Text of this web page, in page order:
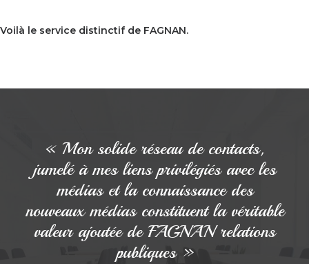
Voilà le service distinctif de FAGNAN.
« Mon solide réseau de contacts,
jumelé à mes liens privilégiés avec les
médias et la connaissance des
nouveaux médias constituent la véritable
valeur ajoutée de FAGNAN relations
publiques »